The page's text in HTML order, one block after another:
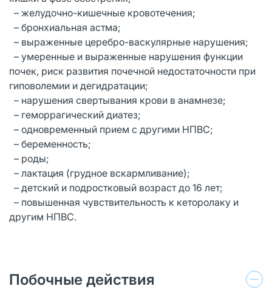
– желудочно-кишечные кровотечения;
– бронхиальная астма;
– выраженные церебро-васкулярные нарушения;
– умеренные и выраженные нарушения функции
почек, риск развития почечной недостаточности при
гиповолемии и дегидратации;
– нарушения свертывания крови в анамнезе;
– геморрагический диатез;
– одновременный прием с другими НПВС;
– беременность;
– роды;
– лактация (грудное вскармливание);
– детский и подростковый возраст до 16 лет;
– повышенная чувствительность к кеторолаку и
другим НПВС.
Побочные действия